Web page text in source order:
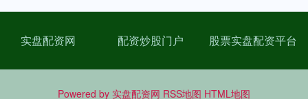
实盘配资网 配资炒股门户 股票实盘配资平台
Powered by 实盘配资网 RSS地图 HTML地图